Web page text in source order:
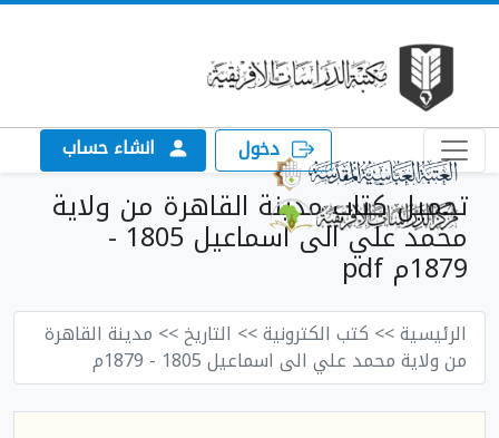
دخول انشاء حساب
تحميل كتاب مدينة القاهرة من ولاية
محمد علي الى اسماعيل 1805 -
1879م pdf
الرئيسية>> كتب الكترونية>> التاريخ>> مدينة القاهرة
من ولاية محمد علي الى اسماعيل 1805 - 1879م